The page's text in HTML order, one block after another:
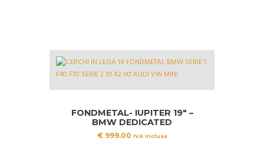
FONDMETAL- IUPITER 19″ –
BMW DEDICATED
€999.00 IVA inclusa